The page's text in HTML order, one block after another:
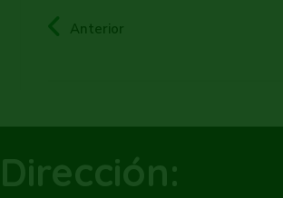
Anterior
Dirección: